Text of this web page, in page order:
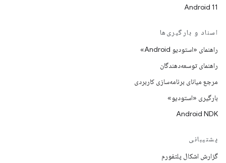
Android 11
اسناد و بارگیری‌ها
راهنمای «استودیو Android»
راهنمای توسعه‌دهندگان
مرجع میانای برنامه‌سازی کاربردی
بارگیری «استودیو»
Android NDK
پشتیبانی
گزارش اشکال پلتفورم